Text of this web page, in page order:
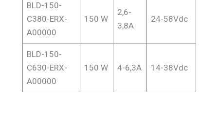
BLD-150-
C380-ERX-
A00000
150 W
2,6-
3,8A
24-58Vdc
BLD-150-
C630-ERX-
A00000
150 W 4-6,3A 14-38Vdc